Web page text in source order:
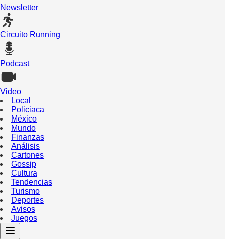
Newsletter
Circuito Running
Podcast
Video
Local
Policiaca
México
Mundo
Finanzas
Análisis
Cartones
Gossip
Cultura
Tendencias
Turismo
Deportes
Avisos
Juegos